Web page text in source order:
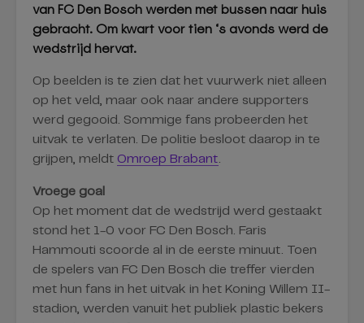
van FC Den Bosch werden met bussen naar huis
gebracht. Om kwart voor tien ‘s avonds werd de
wedstrijd hervat.
Op beelden is te zien dat het vuurwerk niet alleen
op het veld, maar ook naar andere supporters
werd gegooid. Sommige fans probeerden het
uitvak te verlaten. De politie besloot daarop in te
grijpen, meldt Omroep Brabant.
Vroege goal
Op het moment dat de wedstrijd werd gestaakt
stond het 1-0 voor FC Den Bosch. Faris
Hammouti scoorde al in de eerste minuut. Toen
de spelers van FC Den Bosch die treffer vierden
met hun fans in het uitvak in het Koning Willem II-
stadion, werden vanuit het publiek plastic bekers